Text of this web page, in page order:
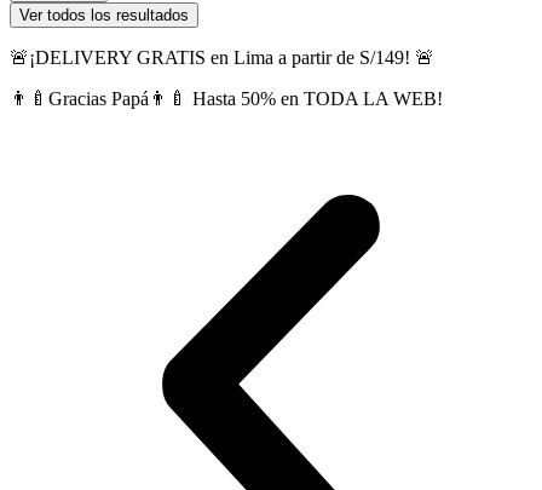
Ver todos los resultados
🚨¡DELIVERY GRATIS en Lima a partir de S/149! 🚨
👨‍🍼Gracias Papá👨‍🍼 Hasta 50% en TODA LA WEB!